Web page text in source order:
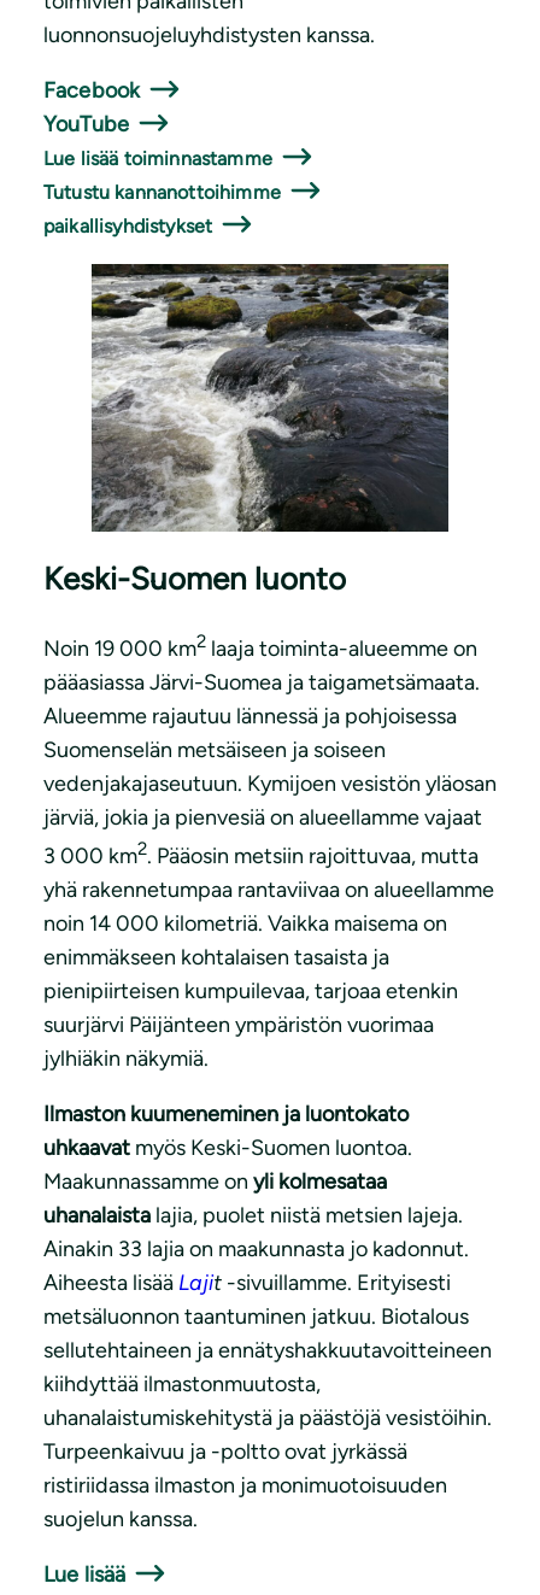
luonnonsuojeluyhdistysten kanssa.
Facebook
YouTube
Lue lisää toiminnastamme
Tutustu kannanottoihimme
paikallisyhdistykset
Keski-Suomen luonto
Noin 19 000 km2 laaja toiminta-alueemme on
pääasiassa Järvi-Suomea ja taigametsämaata.
Alueemme rajautuu lännessä ja pohjoisessa
Suomenselän metsäiseen ja soiseen
vedenjakajaseutuun. Kymijoen vesistön yläosan
järviä, jokia ja pienvesiä on alueellamme vajaat
3 000 km2. Pääosin metsiin rajoittuvaa, mutta
yhä rakennetumpaa rantaviivaa on alueellamme
noin 14 000 kilometriä. Vaikka maisema on
enimmäkseen kohtalaisen tasaista ja
pienipiirteisen kumpuilevaa, tarjoaa etenkin
suurjärvi Päijänteen ympäristön vuorimaa
jylhiäkin näkymiä.
Ilmaston kuumeneminen ja luontokato
uhkaavat myös Keski-Suomen luontoa.
Maakunnassamme on yli kolmesataa
uhanalaista lajia, puolet niistä metsien lajeja.
Ainakin 33 lajia on maakunnasta jo kadonnut.
Aiheesta lisää Lajit -sivuillamme. Erityisesti
metsäluonnon taantuminen jatkuu. Biotalous
sellutehtaineen ja ennätyshakkuutavoitteineen
kiihdyttää ilmastonmuutosta,
uhanalaistumiskehitystä ja päästöjä vesistöihin.
Turpeenkaivuu ja -poltto ovat jyrkässä
ristiriidassa ilmaston ja monimuotoisuuden
suojelun kanssa.
Lue lisää